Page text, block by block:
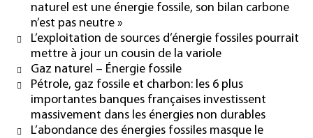
naturel est une énergie fossile, son bilan carbone
n’est pas neutre »
L’exploitation de sources d’énergie fossiles pourrait
mettre à jour un cousin de la variole
Gaz naturel – Énergie fossile
Pétrole, gaz fossile et charbon: les 6 plus
importantes banques françaises investissent
massivement dans les énergies non durables
L’abondance des énergies fossiles masque le